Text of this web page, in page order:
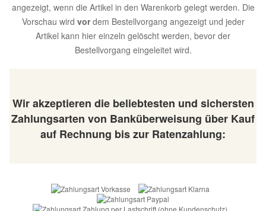
angezeigt, wenn die Artikel in den Warenkorb gelegt werden. Die
Vorschau wird vordem Bestellvorgang angezeigt und jeder
Artikel kann hier einzeln gelöscht werden, bevor der
Bestellvorgang eingeleitet wird.
Wir akzeptieren die beliebtesten und sichersten
Zahlungsarten von Banküberweisung über Kauf
auf Rechnung bis zur Ratenzahlung: